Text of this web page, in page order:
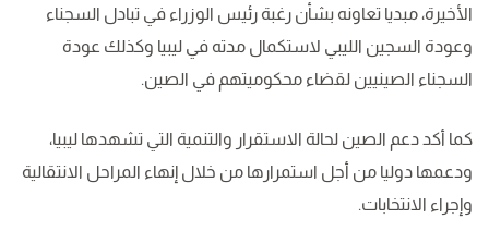
الأخيرة، مبديا تعاونه بشأن رغبة رئيس الوزراء في تبادل السجناء
وعودة السجين الليبي لاستكمال مدته في ليبيا وكذلك عودة
السجناء الصينيين لقضاء محكوميتهم في الصين.
كما أكد دعم الصين لحالة الاستقرار والتنمية التي تشهدها ليبيا،
ودعمها دوليا من أجل استمرارها من خلال إنهاء المراحل الانتقالية
وإجراء الانتخابات.